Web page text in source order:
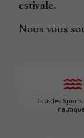
estivale.
Nous vous
Tous les